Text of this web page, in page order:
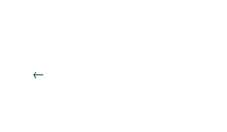
←